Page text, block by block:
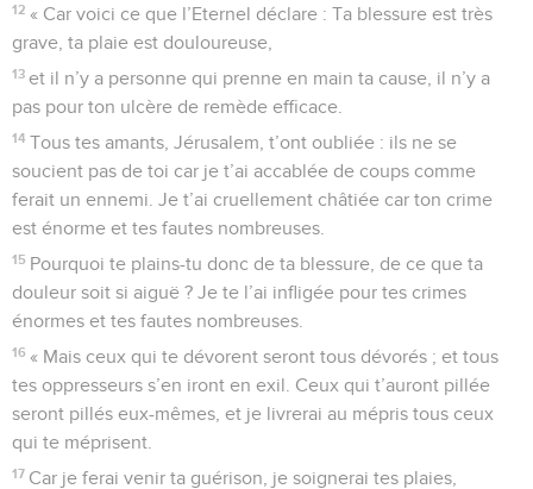
12 « Car voici ce que l’Eternel déclare : Ta blessure est très
grave, ta plaie est douloureuse,
13 et il n’y a personne qui prenne en main ta cause, il n’y a
pas pour ton ulcère de remède efficace.
14 Tous tes amants, Jérusalem, t’ont oubliée : ils ne se
soucient pas de toi car je t’ai accablée de coups comme
ferait un ennemi. Je t’ai cruellement châtiée car ton crime
est énorme et tes fautes nombreuses.
15 Pourquoi te plains-tu donc de ta blessure, de ce que ta
douleur soit si aiguë ? Je te l’ai infligée pour tes crimes
énormes et tes fautes nombreuses.
16 « Mais ceux qui te dévorent seront tous dévorés ; et tous
tes oppresseurs s’en iront en exil. Ceux qui t’auront pillée
seront pillés eux-mêmes, et je livrerai au mépris tous ceux
qui te méprisent.
17 Car je ferai venir ta guérison, je soignerai tes plaies,